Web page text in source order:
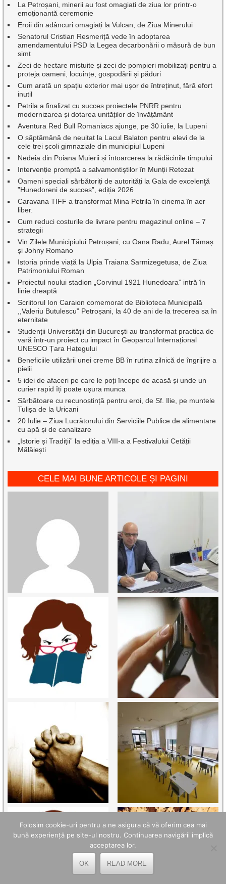
La Petroșani, minerii au fost omagiați de ziua lor printr-o
emoționantă ceremonie
Eroii din adâncuri omagiați la Vulcan, de Ziua Minerului
Senatorul Cristian Resmeriță vede în adoptarea
amendamentului PSD la Legea decarbonării o măsură de bun
simț
Zeci de hectare mistuite și zeci de pompieri mobilizați pentru a
proteja oameni, locuințe, gospodării și păduri
Cum arată un spațiu exterior mai ușor de întreținut, fără efort
inutil
Petrila a finalizat cu succes proiectele PNRR pentru
modernizarea și dotarea unităților de învățământ
Aventura Red Bull Romaniacs ajunge, pe 30 iulie, la Lupeni
O săptămână de neuitat la Lacul Balaton pentru elevi de la
cele trei școli gimnaziale din municipiul Lupeni
Nedeia din Poiana Muierii și întoarcerea la rădăcinile timpului
Intervenție promptă a salvamontiștilor în Munții Retezat
Oameni speciali sărbătoriți de autorități la Gala de excelenţă
”Hunedoreni de succes”, ediția 2026
Caravana TIFF a transformat Mina Petrila în cinema în aer
liber.
Cum reduci costurile de livrare pentru magazinul online – 7
strategii
Vin Zilele Municipiului Petroșani, cu Oana Radu, Aurel Tămaș
și Johny Romano
Istoria prinde viață la Ulpia Traiana Sarmizegetusa, de Ziua
Patrimoniului Roman
Proiectul noului stadion „Corvinul 1921 Hunedoara” intră în
linie dreaptă
Scriitorul Ion Caraion comemorat de Biblioteca Municipală
,,Valeriu Butulescu” Petroșani, la 40 de ani de la trecerea sa în
eternitate
Studenții Universității din București au transformat practica de
vară într-un proiect cu impact în Geoparcul Internațional
UNESCO Țara Hațegului
Beneficiile utilizării unei creme BB în rutina zilnică de îngrijire a
pielii
5 idei de afaceri pe care le poți începe de acasă și unde un
curier rapid îți poate ușura munca
Sărbătoare cu recunoștință pentru eroi, de Sf. Ilie, pe muntele
Tulișa de la Uricani
20 Iulie – Ziua Lucrătorului din Serviciile Publice de alimentare
cu apă și de canalizare
„Istorie și Tradiții” la ediția a VIII-a a Festivalului Cetății
Mălăiești
CELE MAI BUNE ARTICOLE ȘI PAGINI
Folosim cookie-uri pentru a ne asigura că vă oferim cea mai
bună experiență pe site-ul nostru. Continuarea navigării implică
acceptarea lor.
OK READ MORE